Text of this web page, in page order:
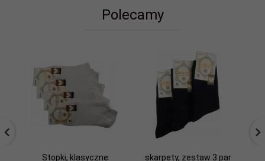
Polecamy
Stopki, klasyczne
skarpety, zestaw 3 par